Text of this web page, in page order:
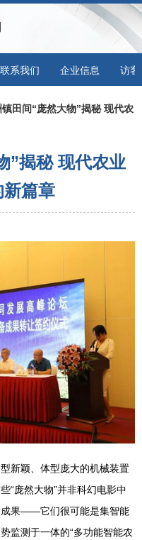
联系我们 企业信息 访客
田间“庞然大物”揭秘 现代农
”揭秘 现代农业
篇章
新颖、体型庞大的机械装置
“庞然大物”并非科幻电影中
成果——它们很可能是集智能
监测于一体的“多功能智能农